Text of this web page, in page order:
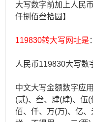
大写数字前加上人民
仟捌佰叁拾圆】
119830转大写网址是 ：
人民币119830大写数
中文大写金额数字应
(贰)、叁、肆(肆)、伍(
佰、仟、万(万)、亿